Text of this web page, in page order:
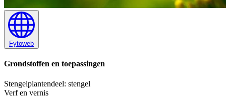
Fytoweb
Grondstoffen en toepassingen
Stengelplantendeel: stengel
Verf en vernis